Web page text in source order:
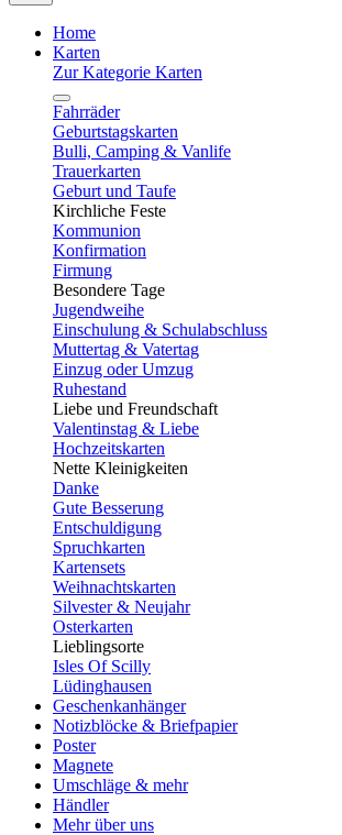
Home
Karten
Zur Kategorie Karten
Fahrräder
Geburtstagskarten
Bulli, Camping & Vanlife
Trauerkarten
Geburt und Taufe
Kirchliche Feste
Kommunion
Konfirmation
Firmung
Besondere Tage
Jugendweihe
Einschulung & Schulabschluss
Muttertag & Vatertag
Einzug oder Umzug
Ruhestand
Liebe und Freundschaft
Valentinstag & Liebe
Hochzeitskarten
Nette Kleinigkeiten
Danke
Gute Besserung
Entschuldigung
Spruchkarten
Kartensets
Weihnachtskarten
Silvester & Neujahr
Osterkarten
Lieblingsorte
Isles Of Scilly
Lüdinghausen
Geschenkanhänger
Notizblöcke & Briefpapier
Poster
Magnete
Umschläge & mehr
Händler
Mehr über uns